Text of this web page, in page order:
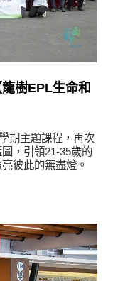
樹EPL生命和
期主題課程，再次
，引領21-35歲的
彼此的無盡燈。
學習分享